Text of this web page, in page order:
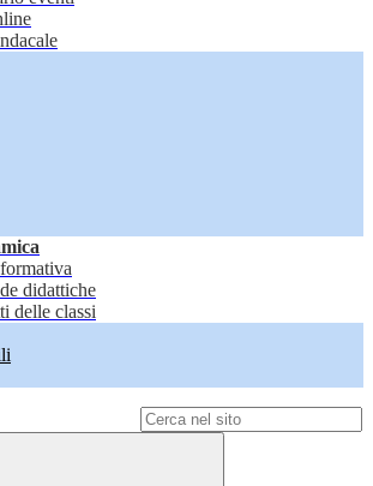
didattiche
delle classi